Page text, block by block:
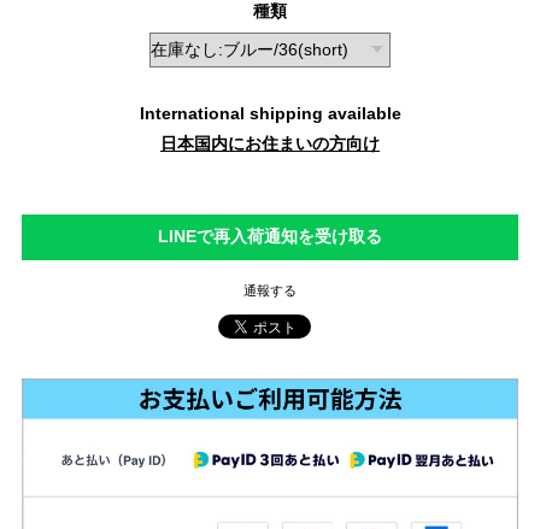
種類
International shipping available
日本国内にお住まいの方向け
LINEで再入荷通知を受け取る
通報する